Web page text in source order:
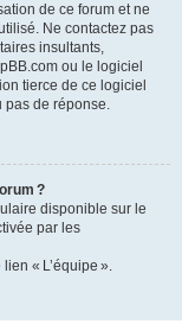
de ce forum et ne
Ne contactez pas
insultants,
ou le logiciel
tierce de ce logiciel
pas de réponse.
?
disponible sur le
par les
« L’équipe ».